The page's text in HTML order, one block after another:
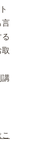
言
講